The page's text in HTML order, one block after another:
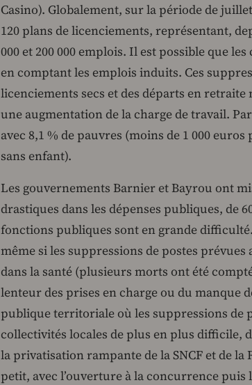
Casino). Globalement, sur la période de
120 plans de licenciements, représentant,
000 et 200 000 emplois. Il est possible que
en comptant les emplois induits. Ces
licenciements secs et des départs en
une augmentation de la charge de travail.
avec 8,1 % de pauvres (moins de 1 000
sans enfant).
Les gouvernements Barnier et Bayrou ont
drastiques dans les dépenses publiques, de
fonctions publiques sont en grande difficulté.
même si les suppressions de postes prévues
dans la santé (plusieurs morts ont été
lenteur des prises en charge ou du manque
publique territoriale où les suppressions de
collectivités locales de plus en plus difficile,
la privatisation rampante de la SNCF et de la
petit, avec l’ouverture à la concurrence puis